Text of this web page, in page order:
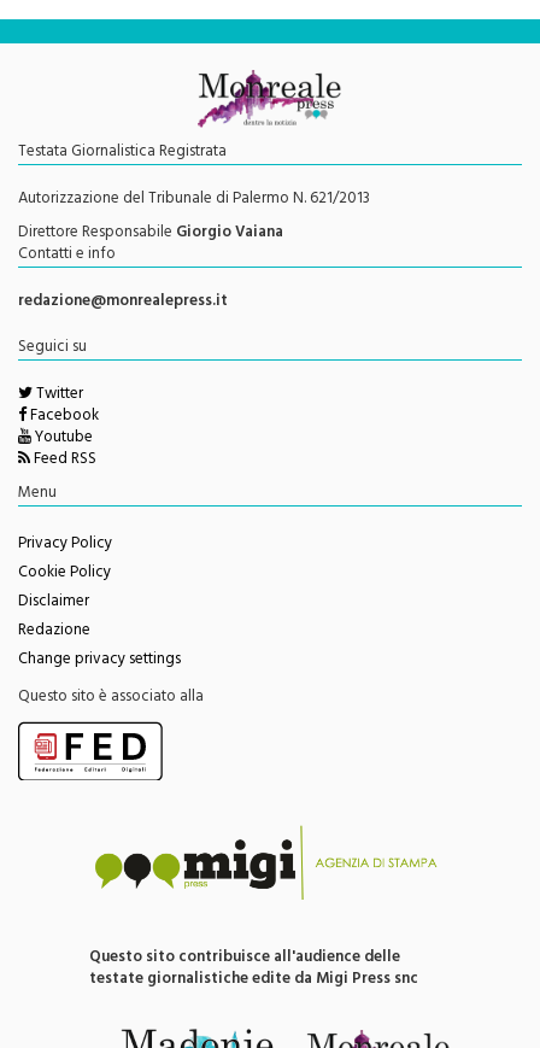
Testata Giornalistica Registrata
Autorizzazione del Tribunale di Palermo N. 621/2013
Direttore ResponsabileGiorgio Vaiana
Contatti e info
redazione@monrealepress.it
Twitter
Facebook
Youtube
Feed RSS
Menu
Privacy Policy
Cookie Policy
Disclaimer
Redazione
Change privacy settings
Questo sito è associato alla
testate giornalistiche edite da Migi Press snc